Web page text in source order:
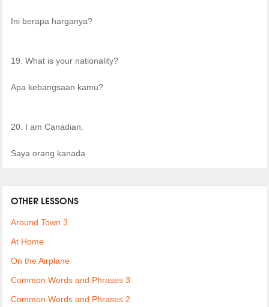
Ini berapa harganya?
19. What is your nationality?
Apa kebangsaan kamu?
20. I am Canadian.
Saya orang kanada
OTHER LESSONS
Around Town 3
At Home
On the Airplane
Common Words and Phrases 3
Common Words and Phrases 2